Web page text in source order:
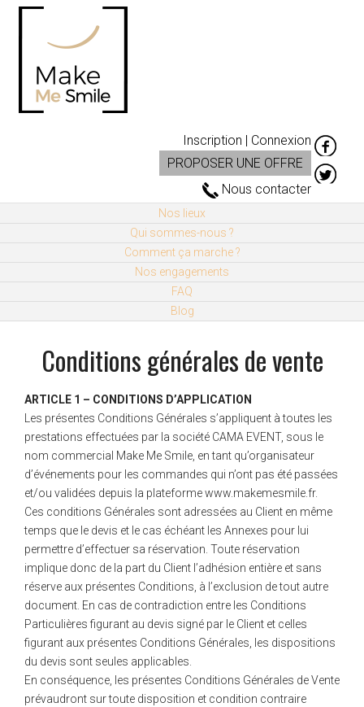
Inscription | Connexion
PROPOSER UNE OFFRE
Nous contacter
Nos lieux
Qui sommes-nous ?
Comment ça marche ?
Nos engagements
FAQ
Blog
Conditions générales de vente
ARTICLE 1 – CONDITIONS D’APPLICATION
Les présentes Conditions Générales s’appliquent à toutes les
prestations effectuées par la société CAMA EVENT, sous le
nom commercial Make Me Smile, en tant qu’organisateur
d’événements pour les commandes qui n’ont pas été passées
et/ou validées depuis la plateforme www.makemesmile.fr.
Ces conditions Générales sont adressées au Client en même
temps que le devis et le cas échéant les Annexes pour lui
permettre d’effectuer sa réservation. Toute réservation
implique donc de la part du Client l’adhésion entière et sans
réserve aux présentes Conditions, à l’exclusion de tout autre
document. En cas de contradiction entre les Conditions
Particulières figurant au devis signé par le Client et celles
figurant aux présentes Conditions Générales, les dispositions
du devis sont seules applicables.
En conséquence, les présentes Conditions Générales de Vente
prévaudront sur toute disposition et condition contraire